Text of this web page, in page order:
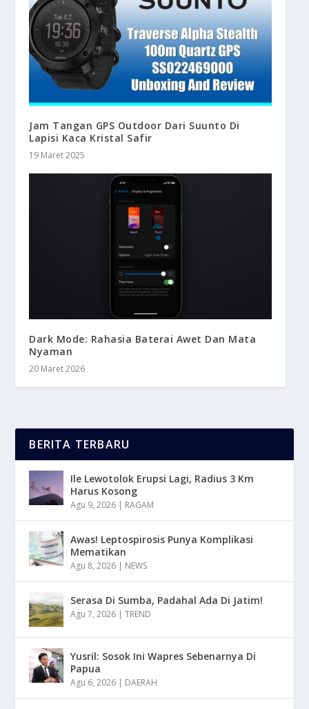
Jam Tangan GPS Outdoor Dari Suunto Di
Lapisi Kaca Kristal Safir
19 Maret 2025
Dark Mode: Rahasia Baterai Awet Dan Mata
Nyaman
20 Maret 2026
BERITA TERBARU
Ile Lewotolok Erupsi Lagi, Radius 3 Km
Harus Kosong
Agu 9, 2026 | RAGAM
Awas! Leptospirosis Punya Komplikasi
Mematikan
Agu 8, 2026 | NEWS
Serasa Di Sumba, Padahal Ada Di Jatim!
Agu 7, 2026 |TREND
Yusril: Sosok Ini Wapres Sebenarnya Di
Papua
Agu 6, 2026 | DAERAH